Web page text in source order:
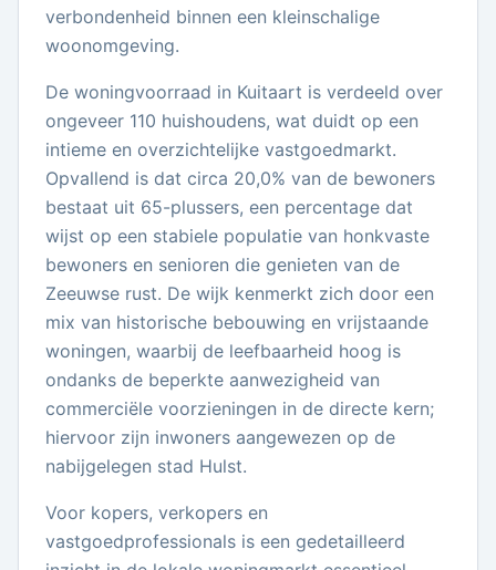
verbondenheid binnen een kleinschalige
woonomgeving.
De woningvoorraad in Kuitaart is verdeeld over
ongeveer 110 huishoudens, wat duidt op een
intieme en overzichtelijke vastgoedmarkt.
Opvallend is dat circa 20,0% van de bewoners
bestaat uit 65-plussers, een percentage dat
wijst op een stabiele populatie van honkvaste
bewoners en senioren die genieten van de
Zeeuwse rust. De wijk kenmerkt zich door een
mix van historische bebouwing en vrijstaande
woningen, waarbij de leefbaarheid hoog is
ondanks de beperkte aanwezigheid van
commerciële voorzieningen in de directe kern;
hiervoor zijn inwoners aangewezen op de
nabijgelegen stad Hulst.
Voor kopers, verkopers en
vastgoedprofessionals is een gedetailleerd